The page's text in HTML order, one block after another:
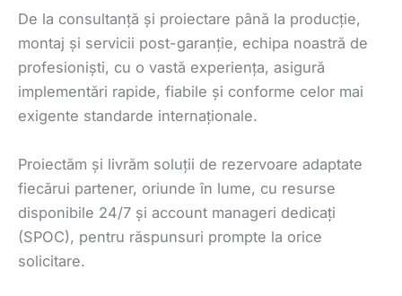
De la consultanță și proiectare până la producție,
montaj și servicii post-garanție, echipa noastră de
profesioniști, cu o vastă experiența, asigură
implementări rapide, fiabile și conforme celor mai
exigente standarde internaționale.
Proiectăm și livrăm soluții de rezervoare adaptate
fiecărui partener, oriunde în lume, cu resurse
disponibile 24/7 și account manageri dedicați
(SPOC), pentru răspunsuri prompte la orice
solicitare.